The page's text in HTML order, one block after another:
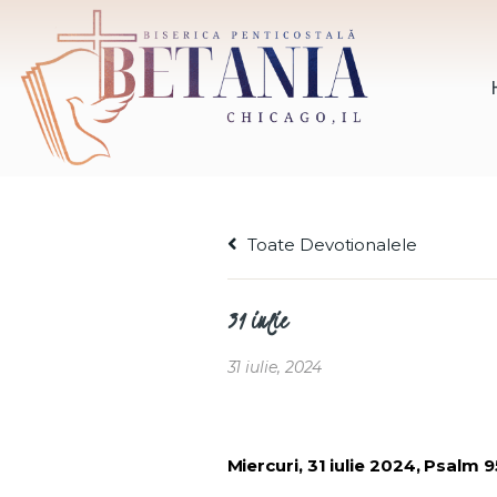
Toate Devotionalele
31 iulie
31 iulie, 2024
Miercuri, 31 iulie 2024, Psalm